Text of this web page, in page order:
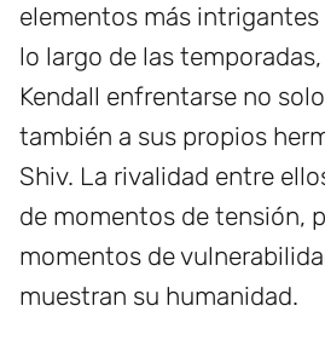
elementos más intrigantes
lo largo de las
Kendall enfrentarse no
también a sus propios
Shiv. La rivalidad entre
de momentos de tensión,
momentos de
muestran su humanidad.